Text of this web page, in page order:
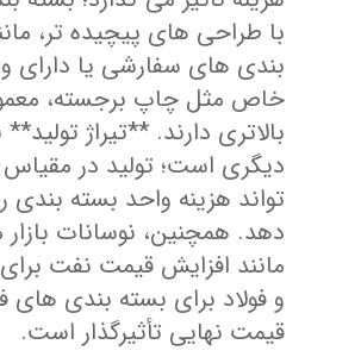
با طراحی‌ های پیچیده ‌تر،
بندی‌ های سفارشی یا دارای
خاص مثل چاپ برجسته،
بالاتری دارند. **تیراژ
دیگری است؛ تولید در
‌تواند هزینه واحد بسته
دهد. همچنین، نوسانات بازار
مانند افزایش قیمت نفت
و فولاد برای بسته ‌بندی ‌های
قیمت نهایی تأثیرگذار است.